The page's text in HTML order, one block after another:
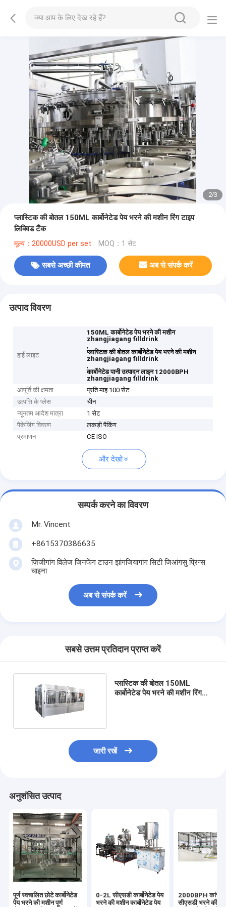
2/3
प्लास्टिक की बोतल 150ML कार्बोनेटेड पेय भरने की मशीन रिंग टाइप
लिक्विड टैंक
मूल्य：20000USD per set MOQ：1 सेट
सबसे अच्छी कीमत अब से संपर्क करें
उत्पाद विवरण
हाई लाइट
150ML कार्बोनेटेड पेय भरने की मशीन
zhangjiagang filldrink
,
प्लास्टिक की बोतल कार्बोनेटेड पेय भरने की मशीन
zhangjiagang filldrink
,
कार्बोनेटेड पानी उत्पादन लाइन 12000BPH
zhangjiagang filldrink
आपूर्ति की क्षमता
प्रति माह 100 सेट
उत्पत्ति के प्लेस
चीन
न्यूनतम आदेश मात्रा
1 सेट
पैकेजिंग विवरण
लकड़ी पैकिंग
प्रमाणन
CE ISO
और देखो
सम्पर्क करने का विवरण
Mr. Vincent
+8615370386635
ज़िजीगांग विलेज जिनफेंग टाउन झांगजियागांग सिटी जिआंगसु प्रिन्स
चाइना
अब से संपर्क करें
सबसे उत्तम प्रतिदान प्राप्त करें
प्लास्टिक की बोतल 150ML
कार्बोनेटेड पेय भरने की मशीन रिंग
जारी रखें
अनुशंसित उत्पाद
पूर्ण स्वचालित छोटे कार्बोनेटेड
पेय भरने की मशीन पूर्ण
0-2L सीएसडी कार्बोनेटेड पेय
भरने की मशीन कार्बोनेटेड पेय
2000BPH कांच
सीएसडी भरने की